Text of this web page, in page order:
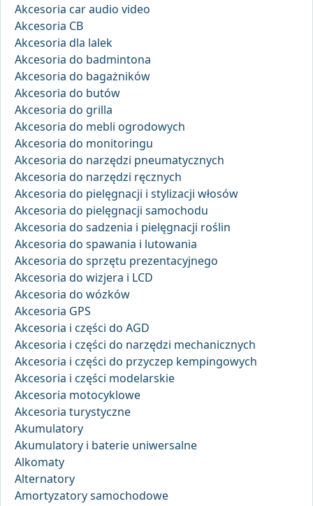
Akcesoria car audio video
Akcesoria CB
Akcesoria dla lalek
Akcesoria do badmintona
Akcesoria do bagażników
Akcesoria do butów
Akcesoria do grilla
Akcesoria do mebli ogrodowych
Akcesoria do monitoringu
Akcesoria do narzędzi pneumatycznych
Akcesoria do narzędzi ręcznych
Akcesoria do pielęgnacji i stylizacji włosów
Akcesoria do pielęgnacji samochodu
Akcesoria do sadzenia i pielęgnacji roślin
Akcesoria do spawania i lutowania
Akcesoria do sprzętu prezentacyjnego
Akcesoria do wizjera i LCD
Akcesoria do wózków
Akcesoria GPS
Akcesoria i części do AGD
Akcesoria i części do narzędzi mechanicznych
Akcesoria i części do przyczep kempingowych
Akcesoria i części modelarskie
Akcesoria motocyklowe
Akcesoria turystyczne
Akumulatory
Akumulatory i baterie uniwersalne
Alkomaty
Alternatory
Amortyzatory samochodowe